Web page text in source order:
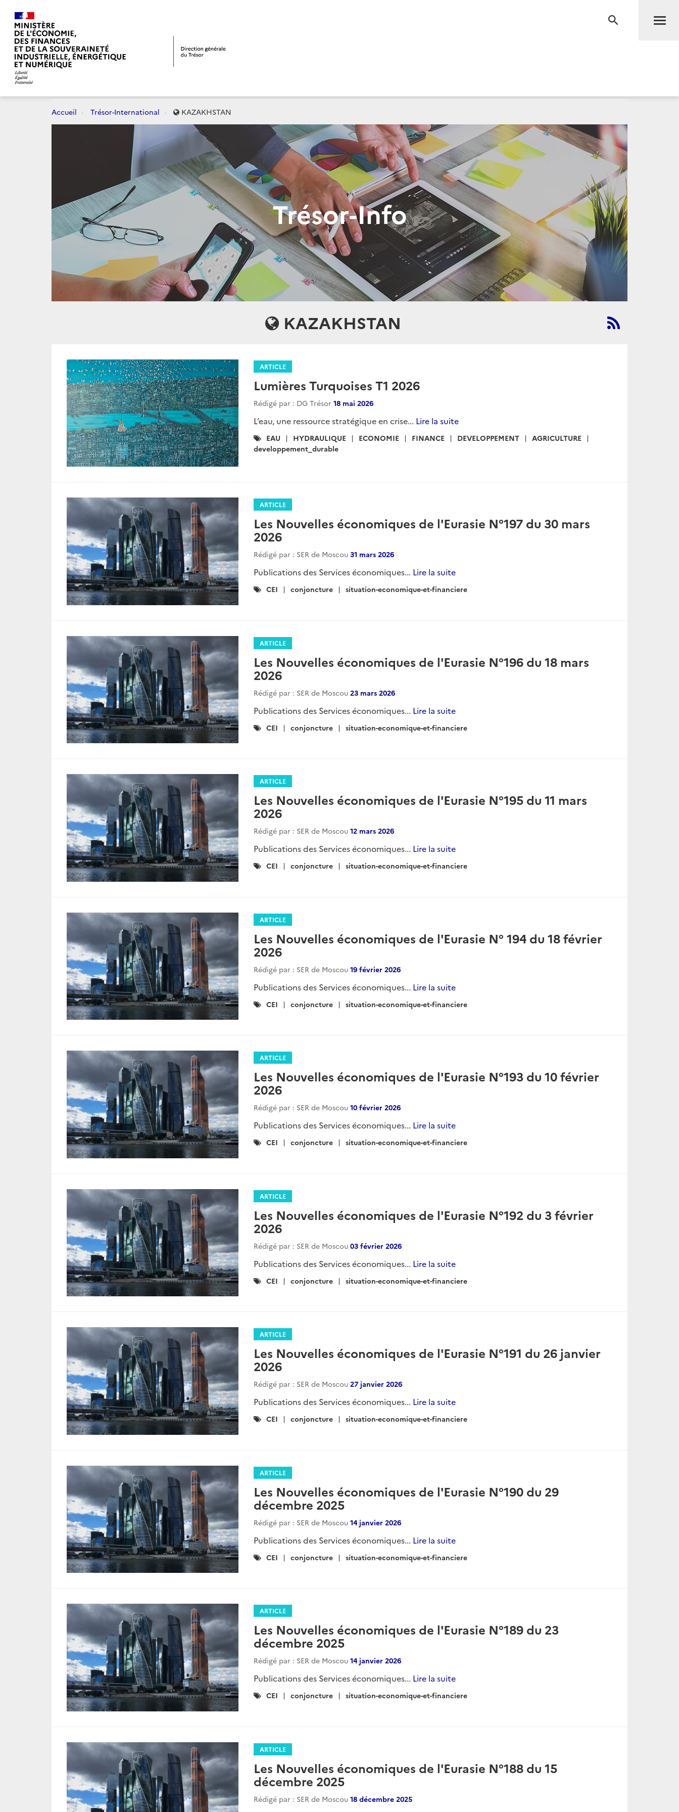
RECHERCHE
Accueil Trésor-International KAZAKHSTAN
Trésor-Info
KAZAKHSTAN
ARTICLE
Lumières Turquoises T1 2026
Rédigé par : DG Trésor 18 mai 2026
L’eau, une ressource stratégique en crise... Lire la suite
Catégories
:
EAU HYDRAULIQUE ECONOMIE FINANCE DEVELOPPEMENT
AGRICULTURE
developpement_durable
ARTICLE
Les Nouvelles économiques de l'Eurasie N°197 du 30 mars
2026
Rédigé par : SER de Moscou 31 mars 2026
Publications des Services économiques... Lire la suite
Catégories
CEI conjoncture situation-economique-et-financiere
ARTICLE
Les Nouvelles économiques de l'Eurasie N°196 du 18 mars
2026
Rédigé par : SER de Moscou 23 mars 2026
Publications des Services économiques... Lire la suite
Catégories
CEI conjoncture situation-economique-et-financiere
ARTICLE
Les Nouvelles économiques de l'Eurasie N°195 du 11 mars
2026
Rédigé par : SER de Moscou 12 mars 2026
Publications des Services économiques... Lire la suite
Catégories
CEI conjoncture situation-economique-et-financiere
ARTICLE
Les Nouvelles économiques de l'Eurasie N° 194 du 18 février
2026
Rédigé par : SER de Moscou 19 février 2026
Publications des Services économiques... Lire la suite
Catégories
CEI conjoncture situation-economique-et-financiere
ARTICLE
Les Nouvelles économiques de l'Eurasie N°193 du 10 février
2026
Rédigé par : SER de Moscou 10 février 2026
Publications des Services économiques... Lire la suite
Catégories
CEI conjoncture situation-economique-et-financiere
ARTICLE
Les Nouvelles économiques de l'Eurasie N°192 du 3 février
2026
Rédigé par : SER de Moscou 03 février 2026
Publications des Services économiques... Lire la suite
Catégories
CEI conjoncture situation-economique-et-financiere
ARTICLE
Les Nouvelles économiques de l'Eurasie N°191 du 26 janvier
2026
Rédigé par : SER de Moscou 27 janvier 2026
Publications des Services économiques... Lire la suite
Catégories
CEI conjoncture situation-economique-et-financiere
ARTICLE
Les Nouvelles économiques de l'Eurasie N°190 du 29
décembre 2025
Rédigé par : SER de Moscou 14 janvier 2026
Publications des Services économiques... Lire la suite
Catégories
CEI conjoncture situation-economique-et-financiere
ARTICLE
Les Nouvelles économiques de l'Eurasie N°189 du 23
décembre 2025
Rédigé par : SER de Moscou 14 janvier 2026
Publications des Services économiques... Lire la suite
Catégories
CEI conjoncture situation-economique-et-financiere
ARTICLE
Les Nouvelles économiques de l'Eurasie N°188 du 15
décembre 2025
Rédigé par : SER de Moscou 18 décembre 2025